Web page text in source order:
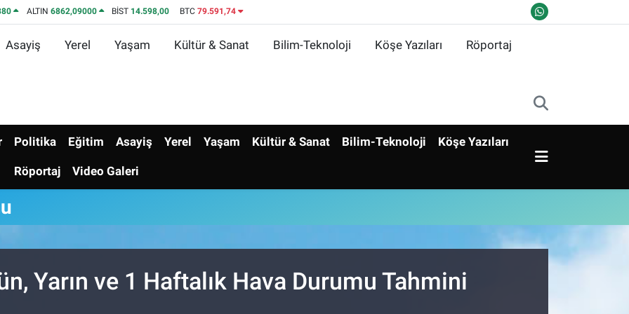
ALTIN 6862,09000 BİST 14.598,00 BTC 79.591,74
Asayiş Yerel Yaşam Kültür & Sanat Bilim-Teknoloji Köşe Yazıları Röportaj
Politika Eğitim Asayiş Yerel Yaşam Kültür & Sanat Bilim-Teknoloji Köşe Yazıları
Röportaj Video Galeri
Yarın ve 1 Haftalık Hava Durumu Tahmini